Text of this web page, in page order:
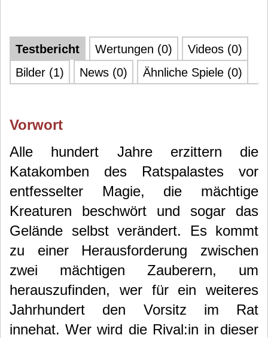
Testbericht Wertungen (0)
Videos (0)
Bilder (1)
News (0) Ähnliche Spiele (0)
Vorwort
Alle hundert Jahre erzittern die
Katakomben des Ratspalastes vor
entfesselter Magie, die mächtige
Kreaturen beschwört und sogar das
Gelände selbst verändert. Es kommt
zu einer Herausforderung zwischen
zwei mächtigen Zauberern, um
herauszufinden, wer für ein weiteres
Jahrhundert den Vorsitz im Rat
innehat. Wer wird die Rival:in in dieser